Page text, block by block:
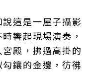
這是一屋子攝影
響起現場演奏，
殿，拂過高掛的
鑲的金邊，彷彿